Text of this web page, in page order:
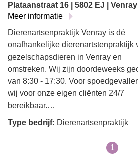
Plataanstraat 16 | 5802 EJ | Venray |
Meer informatie
Dierenartsenpraktijk Venray is dé
onafhankelijke dierenartstenpraktijk
gezelschapsdieren in Venray en
omstreken. Wij zijn doordeweeks
van 8:30 - 17:30. Voor
wij voor onze eigen cliënten 24/7
bereikbaar.…
Type bedrijf: Dierenartsenpraktijk
1